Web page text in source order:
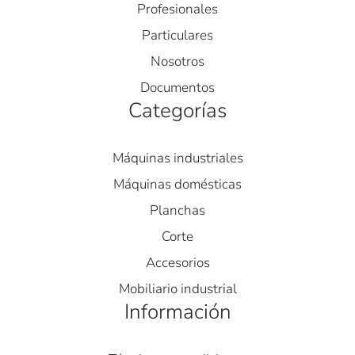
Profesionales
Particulares
Nosotros
Documentos
Categorías
Máquinas industriales
Máquinas domésticas
Planchas
Corte
Accesorios
Mobiliario industrial
Información